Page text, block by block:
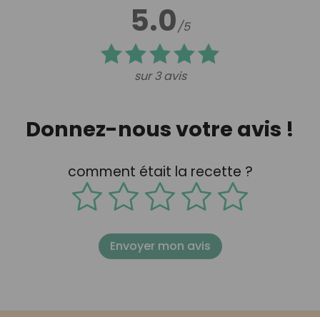
5.0/5
sur 3 avis
Donnez-nous votre avis !
comment était la recette ?
Envoyer mon avis